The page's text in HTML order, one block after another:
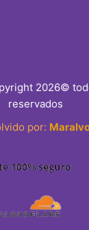
2026©
reservados
por: